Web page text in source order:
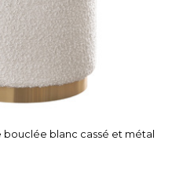
bouclée blanc cassé et métal